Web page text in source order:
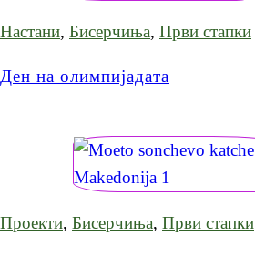
Настани, Бисерчиња, Први стапки
Ден на олимпијадата
Проекти, Бисерчиња, Први стапки